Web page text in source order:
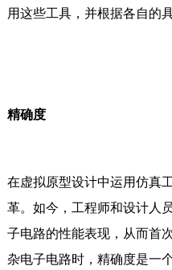
用这些工具，并根据各自的
精确度
在虚拟原型设计中运用仿真
革。如今，工程师和设计人
子电路的性能表现，从而首
杂电子电路时，精确度是一